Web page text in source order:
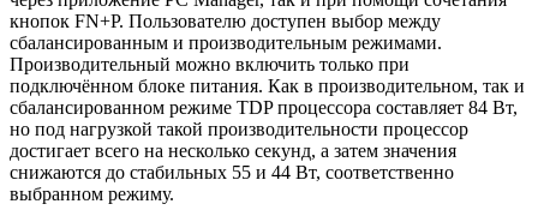
кнопок FN+P. Пользователю доступен выбор между
сбалансированным и производительным режимами.
Производительный можно включить только при
подключённом блоке питания. Как в производительном, так и
сбалансированном режиме TDP процессора составляет 84 Вт,
но под нагрузкой такой производительности процессор
достигает всего на несколько секунд, а затем значения
снижаются до стабильных 55 и 44 Вт, соответственно
выбранном режиму.